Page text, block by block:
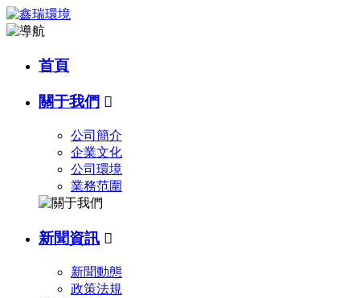
首頁
關于我們 
公司簡介
企業文化
公司環境
業務范圍
新聞資訊 
新聞動態
政策法規